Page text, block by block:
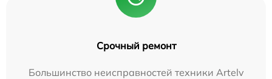
Срочный ремонт
Большинство неисправностей техники Artelv